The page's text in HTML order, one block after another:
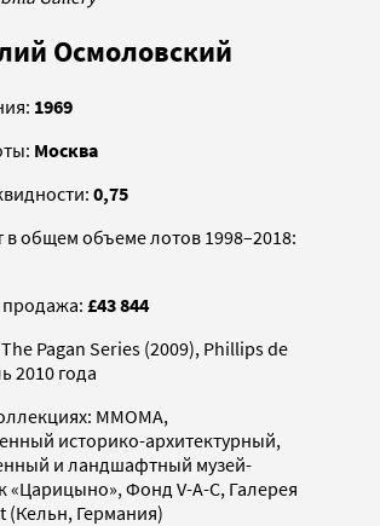
Осмоловский
1969
Москва
0,75
в общем объеме лотов 1998–2018:
£43 844
Pagan Series (2009), Phillips de
2010 года
ММОМА,
историко-архитектурный,
и ландшафтный музей-
«Царицыно», Фонд V-A-C, Галерея
(Кельн, Германия)